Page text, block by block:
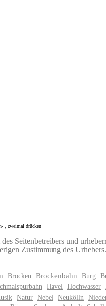
, zweimal drücken
Seitenbetreibers und
Zustimmung des Urhebers.
Brocken Brockenbahn Burg
Havel Hochwasser
Natur Nebel Neukölln